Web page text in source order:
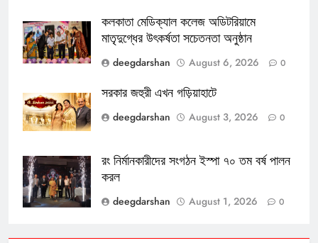
কলকাতা মেডিক্যাল কলেজ অডিটরিয়ামে
মাতৃদুগ্ধের উৎকর্ষতা সচেতনতা অনুষ্ঠান
deegdarshan
August 6, 2026 0
সরকার জহুরী এখন গড়িয়াহাটে
deegdarshan
August 3, 2026 0
রং নির্মানকারীদের সংগঠন ইস্পা ৭০ তম বর্ষ পালন
করল
deegdarshan
August 1, 2026 0